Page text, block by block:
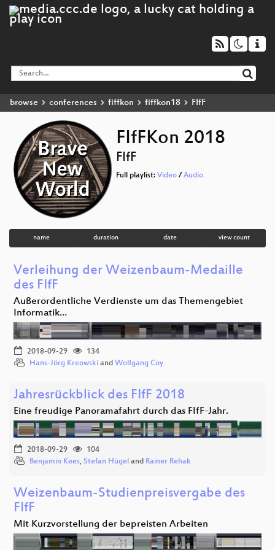
browse conferences fiffkon fiffkon18 FIfF
FIfFKon 2018
FIfF
Full playlist: Video / Audio
name duration date view count
Verleihung der Weizenbaum-Medaille
des FIfF
Außerordentliche Verdienste um das Themengebiet
Informatik…
2018-09-29
134
Hans-Jörg Kreowski and Wolfgang Coy
Jahresrückblick des FIfF 2018
Eine freudige Panoramafahrt durch das FIfF-Jahr.
2018-09-29
104
Benjamin Kees, Stefan Hügel and Rainer Rehak
Weizenbaum-Studienpreisvergabe des
FIfF
Mit Kurzvorstellung der bepreisten Arbeiten